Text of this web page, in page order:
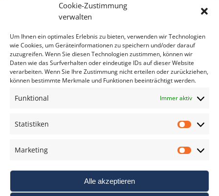
Cookie-Zustimmung
verwalten
Um Ihnen ein optimales Erlebnis zu bieten, verwenden wir Technologien
wie Cookies, um Geräteinformationen zu speichern und/oder darauf
zuzugreifen. Wenn Sie diesen Technologien zustimmen, können wir
Daten wie das Surfverhalten oder eindeutige IDs auf dieser Website
verarbeiten. Wenn Sie Ihre Zustimmung nicht erteilen oder zurückziehen,
können bestimmte Merkmale und Funktionen beeinträchtigt werden.
Funktional Immer aktiv
Statistiken
Marketing
Alle akzeptieren
Bitte geben Sie Ihre E-Mail Adresse ein.
*